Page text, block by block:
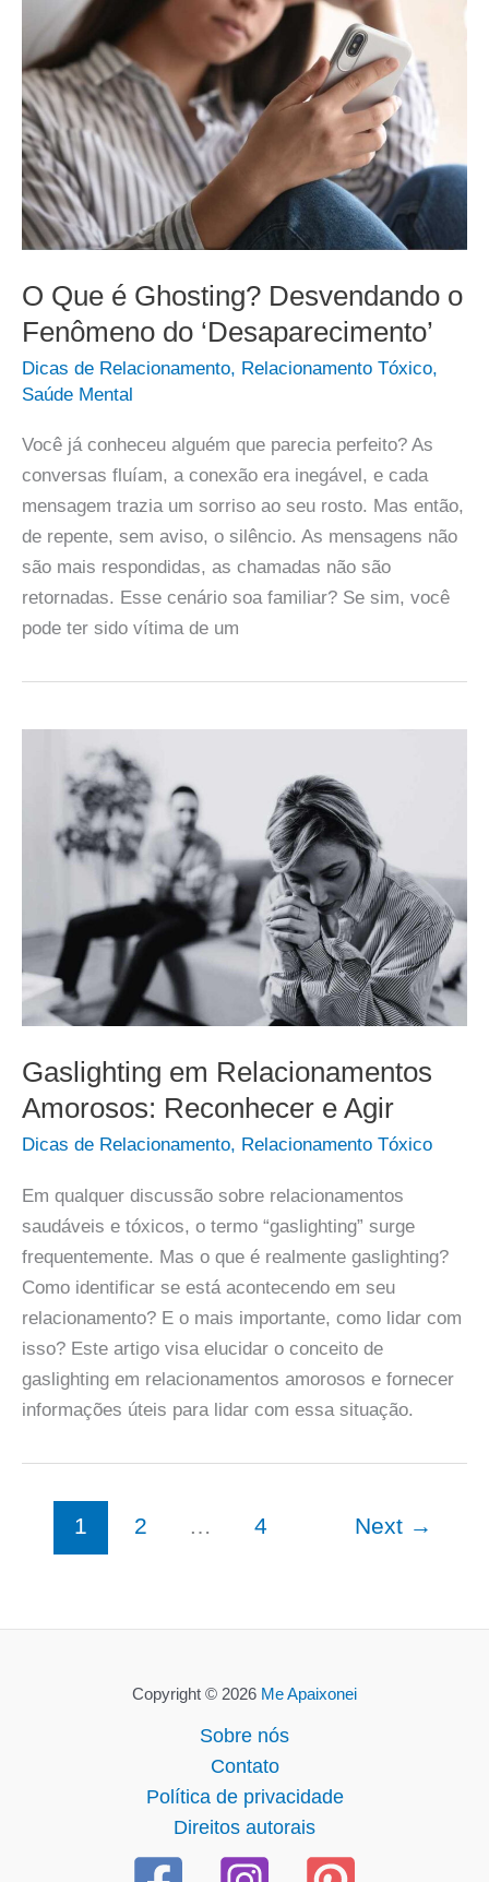
O Que é Ghosting? Desvendando o
Fenômeno do ‘Desaparecimento’
Dicas de Relacionamento, Relacionamento Tóxico,
Saúde Mental
Você já conheceu alguém que parecia perfeito? As
conversas fluíam, a conexão era inegável, e cada
mensagem trazia um sorriso ao seu rosto. Mas então,
de repente, sem aviso, o silêncio. As mensagens não
são mais respondidas, as chamadas não são
retornadas. Esse cenário soa familiar? Se sim, você
pode ter sido vítima de um
Gaslighting em Relacionamentos
Amorosos: Reconhecer e Agir
Dicas de Relacionamento, Relacionamento Tóxico
Em qualquer discussão sobre relacionamentos
saudáveis e tóxicos, o termo “gaslighting” surge
frequentemente. Mas o que é realmente gaslighting?
Como identificar se está acontecendo em seu
relacionamento? E o mais importante, como lidar com
isso? Este artigo visa elucidar o conceito de
gaslighting em relacionamentos amorosos e fornecer
informações úteis para lidar com essa situação.
1 2 … 4 Next →
Copyright © 2026 Me Apaixonei
Sobre nós
Contato
Política de privacidade
Direitos autorais